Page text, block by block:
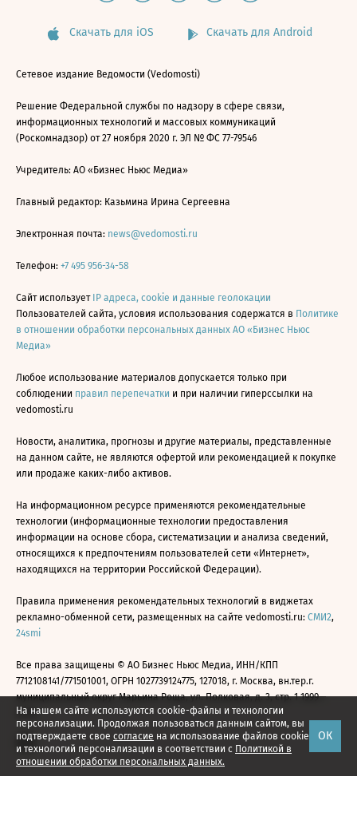
На нашем сайте используются cookie-файлы и технологии
персонализации. Продолжая пользоваться данным сайтом, вы
подтверждаете свое согласие на использование файлов cookie
и технологий персонализации в соответствии с Политикой в
отношении обработки персональных данных.
ОК
Скачать для iOS Скачать для Android
Сетевое издание Ведомости (Vedomosti)
Решение Федеральной службы по надзору в сфере связи,
информационных технологий и массовых коммуникаций
(Роскомнадзор) от 27 ноября 2020 г. ЭЛ № ФС 77-79546
Учредитель: АО «Бизнес Ньюс Медиа»
Главный редактор: Казьмина Ирина Сергеевна
Электронная почта: news@vedomosti.ru
Телефон: +7 495 956-34-58
Сайт использует IP адреса, cookie и данные геолокации
Пользователей сайта, условия использования содержатся в Политике
в отношении обработки персональных данных АО «Бизнес Ньюс
Медиа»
Любое использование материалов допускается только при
соблюдении правил перепечатки и при наличии гиперссылки на
vedomosti.ru
Новости, аналитика, прогнозы и другие материалы, представленные
на данном сайте, не являются офертой или рекомендацией к покупке
или продаже каких-либо активов.
На информационном ресурсе применяются рекомендательные
технологии (информационные технологии предоставления
информации на основе сбора, систематизации и анализа сведений,
относящихся к предпочтениям пользователей сети «Интернет»,
находящихся на территории Российской Федерации).
Правила применения рекомендательных технологий в виджетах
рекламно-обменной сети, размещенных на сайте vedomosti.ru: СМИ2,
24smi
Все права защищены © АО Бизнес Ньюс Медиа, ИНН/КПП
7712108141/771501001, ОГРН 1027739124775, 127018, г. Москва, вн.тер.г.
муниципальный округ Марьина Роща, ул. Полковая, д. 3, стр. 1 1999—
2026